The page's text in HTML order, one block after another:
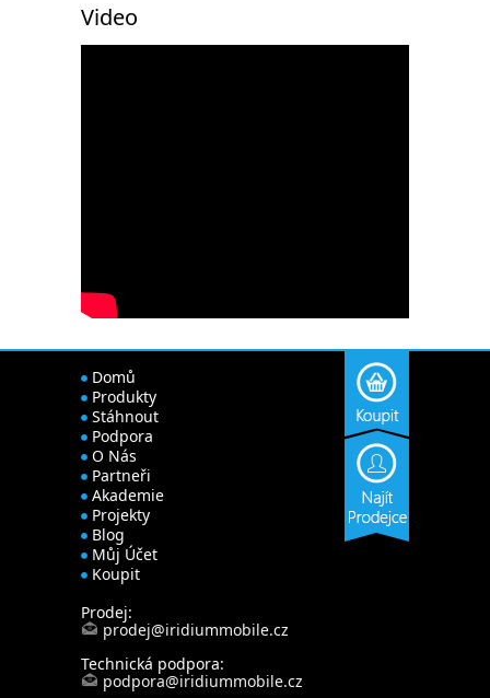
Video
Domů
Produkty
Stáhnout
Podpora
O Nás
Partneři
Akademie
Projekty
Blog
Můj Účet
Koupit
Prodej:
prodej@iridiummobile.cz
Technická podpora:
podpora@iridiummobile.cz